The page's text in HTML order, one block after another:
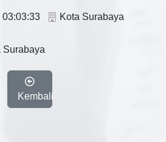
03:03:33 Kota Surabaya
Surabaya
Kembali